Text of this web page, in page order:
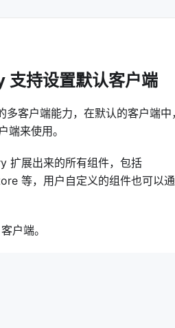
持设置默认客户端
客户端能力，在默认的客户端中
来使用。
扩展出来的所有组件，包括
等，用户自定义的组件也可以
户端。